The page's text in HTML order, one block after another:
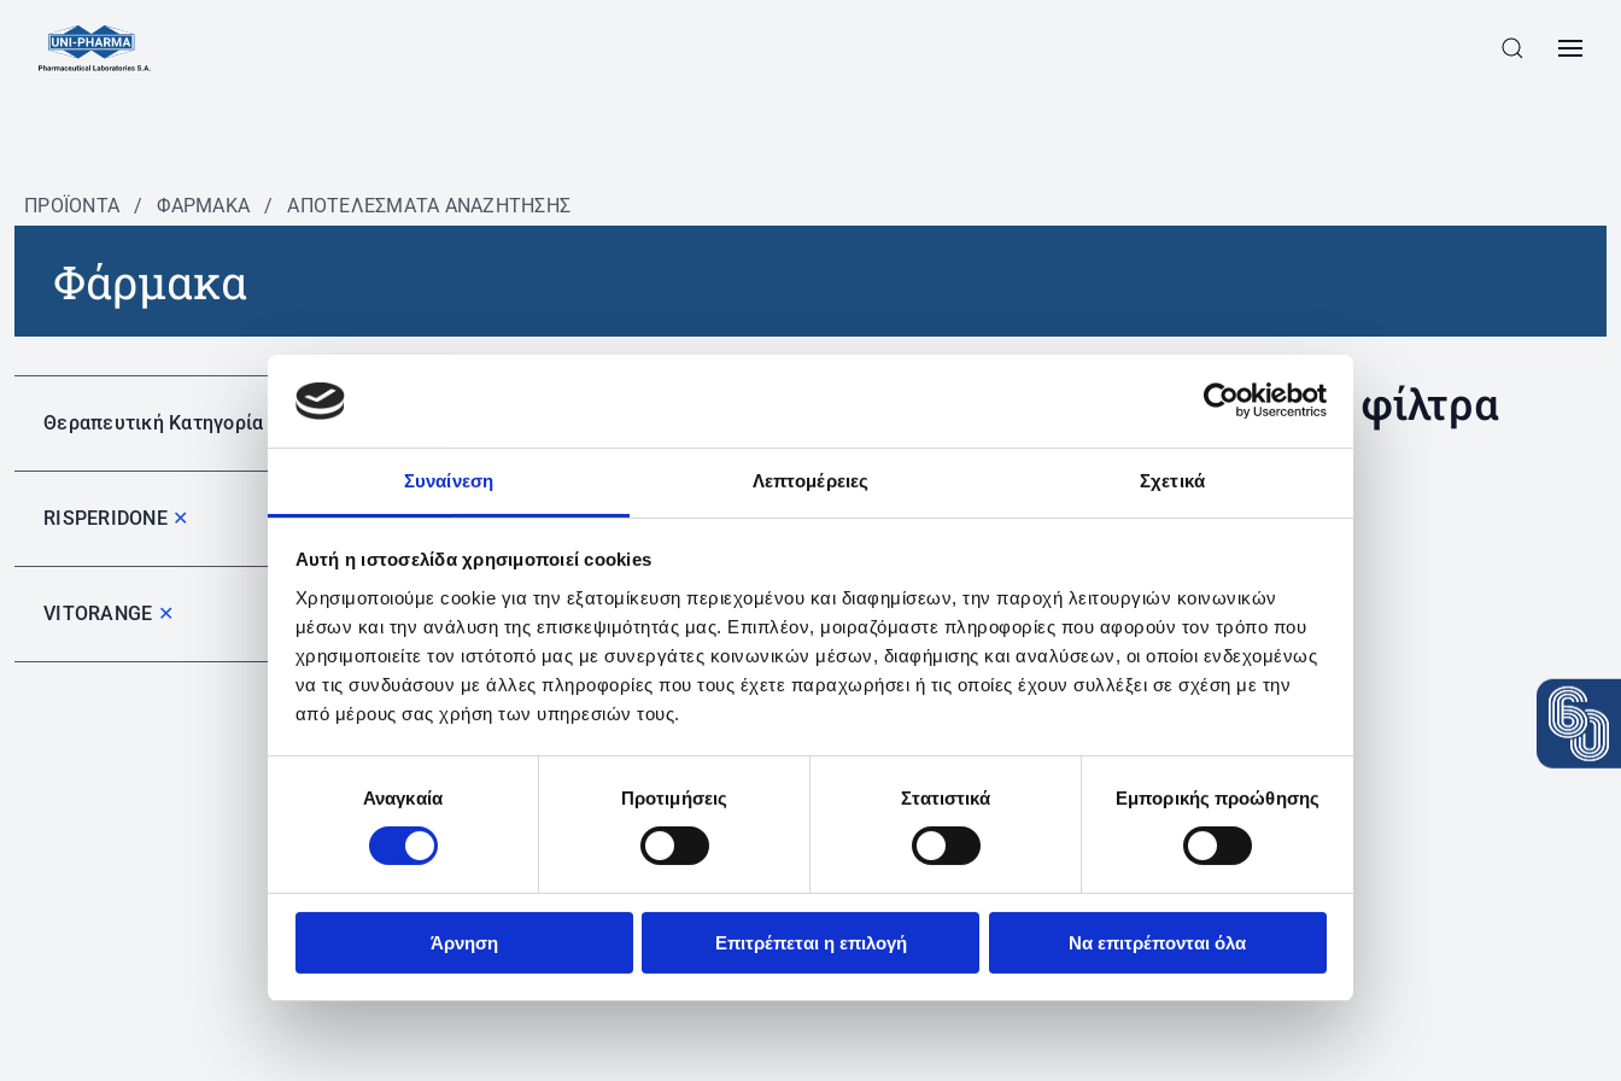
Συναίνεση Λεπτομέρειες Σχετικά
Αυτή η ιστοσελίδα χρησιμοποιεί cookies
Χρησιμοποιούμε cookie για την εξατομίκευση περιεχομένου και διαφημίσεων, την παροχή λειτουργιών κοινωνικών
μέσων και την ανάλυση της επισκεψιμότητάς μας. Επιπλέον, μοιραζόμαστε πληροφορίες που αφορούν τον τρόπο που
χρησιμοποιείτε τον ιστότοπό μας με συνεργάτες κοινωνικών μέσων, διαφήμισης και αναλύσεων, οι οποίοι ενδεχομένως
να τις συνδυάσουν με άλλες πληροφορίες που τους έχετε παραχωρήσει ή τις οποίες έχουν συλλέξει σε σχέση με την
από μέρους σας χρήση των υπηρεσιών τους.
συγκατάθεσηςΑναγκαία Προτιμήσεις Στατιστικά Εμπορικής προώθησης
Άρνηση Επιτρέπεται η επιλογή Να επιτρέπονται όλα
ΠΡΟΪΟΝΤΑ / ΦΆΡΜΑΚΑ / ΑΠΟΤΕΛΕΣΜΑΤΑ ΑΝΑΖΗΤΗΣΗΣ
Φάρμακα
Θεραπευτική Κατηγορία
RISPERIDONE ✕
VITORANGE ✕
Δεν βρέθηκαν προϊόντα με τα συγκεκριμένα φίλτρα